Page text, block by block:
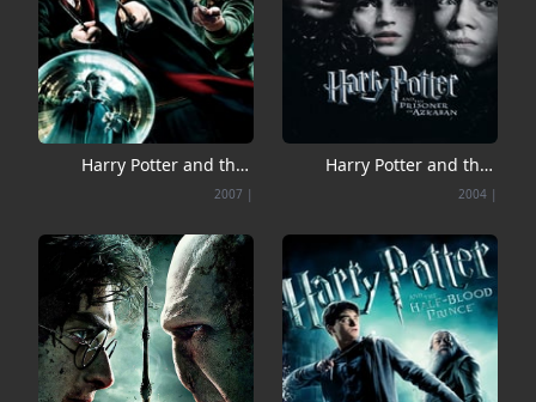
Harry Potter and the
Prisoner of Azkaban |
2004
Harry Potter and the
Order of the Phoenix |
2007